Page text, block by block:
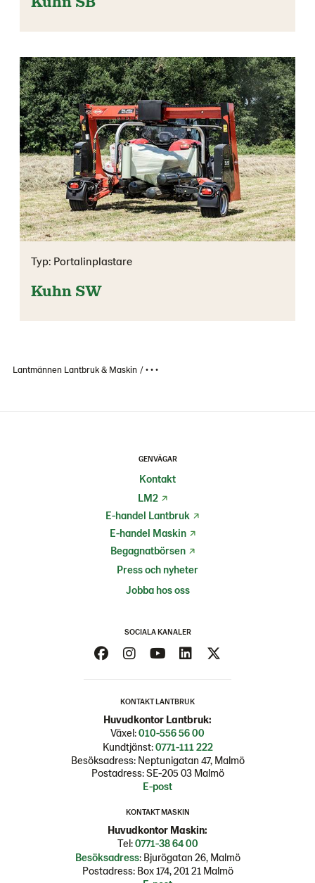
Typ: Portalinplastare
Kuhn SW
Lantmännen Lantbruk & Maskin • • •
GENVÄGAR
Kontakt
LM2
E-handel Lantbruk
E-handel Maskin
Begagnatbörsen
Press och nyheter
Jobba hos oss
SOCIALA KANALER
KONTAKT LANTBRUK
Huvudkontor Lantbruk:
Växel:010-556 56 00
Kundtjänst:0771-111 222
Besöksadress: Neptunigatan 47, Malmö
Postadress: SE-205 03 Malmö
E-post
KONTAKT MASKIN
Huvudkontor Maskin:
Tel:0771-38 64 00
Besöksadress: Bjurögatan 26, Malmö
Postadress: Box 174, 201 21 Malmö